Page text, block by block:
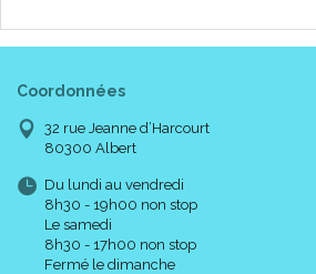
Coordonnées
32 rue Jeanne d’Harcourt
80300 Albert
Du lundi au vendredi
8h30 - 19h00 non stop
Le samedi
8h30 - 17h00 non stop
Fermé le dimanche